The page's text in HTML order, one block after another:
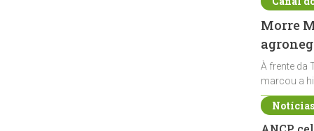
Morre
À frente da
marcou a